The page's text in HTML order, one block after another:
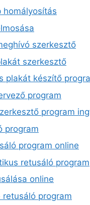
homályosítás
szerkesztő
szerkesztő
plakát készítő
program
program
program
program online
retusáló program
online
retusáló program